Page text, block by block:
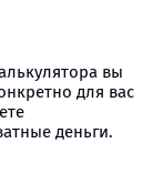
вы
для вас
деньги.